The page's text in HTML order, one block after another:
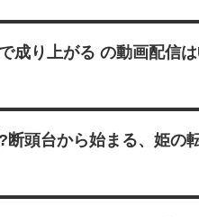
成り上がる の動画配信
断頭台から始まる、姫の